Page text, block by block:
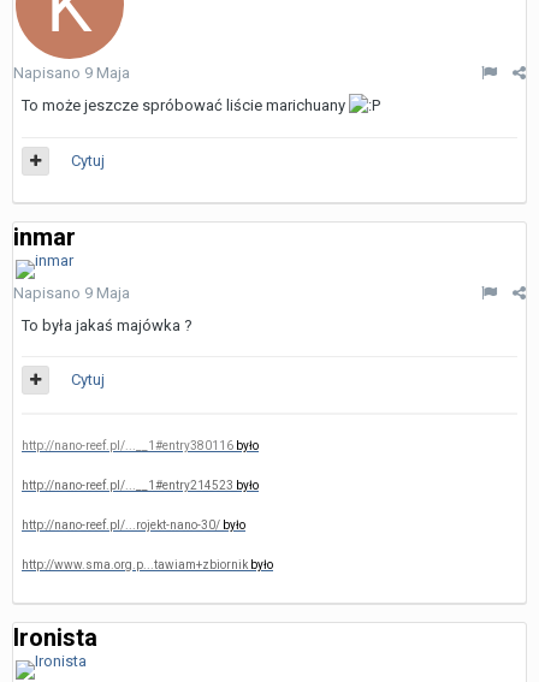
Napisano 9 Maja
To może jeszcze spróbować liście marichuany
Cytuj
inmar
Napisano 9 Maja
To była jakaś majówka ?
Cytuj
http://nano-reef.pl/...__1#entry380116 było
http://nano-reef.pl/...__1#entry214523 było
http://nano-reef.pl/...rojekt-nano-30/ było
http://www.sma.org.p...tawiam+zbiornik było
Ironista